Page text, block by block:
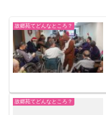
故郷苑てどんなところ？
故郷苑てどんなところ？